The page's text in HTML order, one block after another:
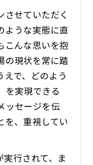
させていただく
ような実態に直
こんな思いを抱
の現状を常に踏
えで、どのよう
を実現できる
ッセージを伝
を、重視してい
行されて、ま